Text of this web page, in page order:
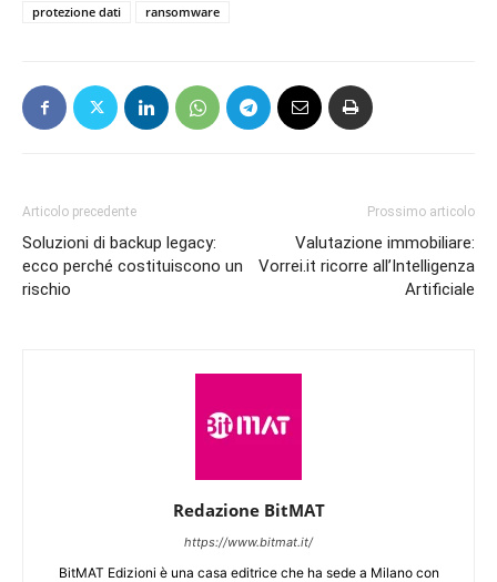
protezione dati
ransomware
Articolo precedente
Soluzioni di backup legacy:
ecco perché costituiscono un
rischio
Prossimo articolo
Valutazione immobiliare:
Vorrei.it ricorre all’Intelligenza
Artificiale
Redazione BitMAT
https://www.bitmat.it/
BitMAT Edizioni è una casa editrice che ha sede a Milano con